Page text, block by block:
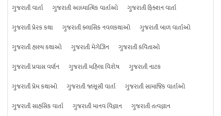
ગુજરાતી વાર્તા ગુજરાતી આધ્યાત્મિક વાર્તાઓ
ગુજરાતી ફિક્શન વાર્તા
ગુજરાતી પ્રેરક કથા
ગુજરાતી ક્લાસિક નવલકથાઓ
ગુજરાતી બાળ વાર્તાઓ
ગુજરાતી હાસ્ય કથાઓ
ગુજરાતી મેગેઝિન
ગુજરાતી કવિતાઓ
ગુજરાતી પ્રવાસ વર્ણન
ગુજરાતી મહિલા વિશેષ
ગુજરાતી નાટક
ગુજરાતી પ્રેમ કથાઓ
ગુજરાતી જાસૂસી વાર્તા
ગુજરાતી સામાજિક વાર્તાઓ
ગુજરાતી સાહસિક વાર્તા
ગુજરાતી માનવ વિજ્ઞાન
ગુજરાતી તત્વજ્ઞાન